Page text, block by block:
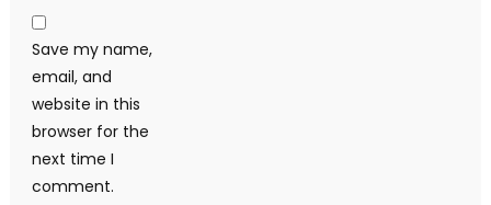
Save my name,
email, and
website in this
browser for the
next time I
comment.